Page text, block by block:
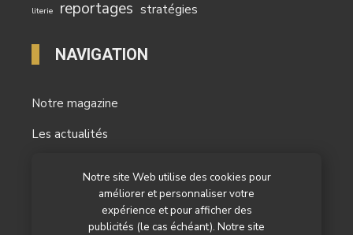
Notre site Web utilise des cookies pour
améliorer et personnaliser votre
expérience et pour afficher des
publicités (le cas échéant). Notre site
literie reportages stratégies
NAVIGATION
Notre magazine
Les actualités